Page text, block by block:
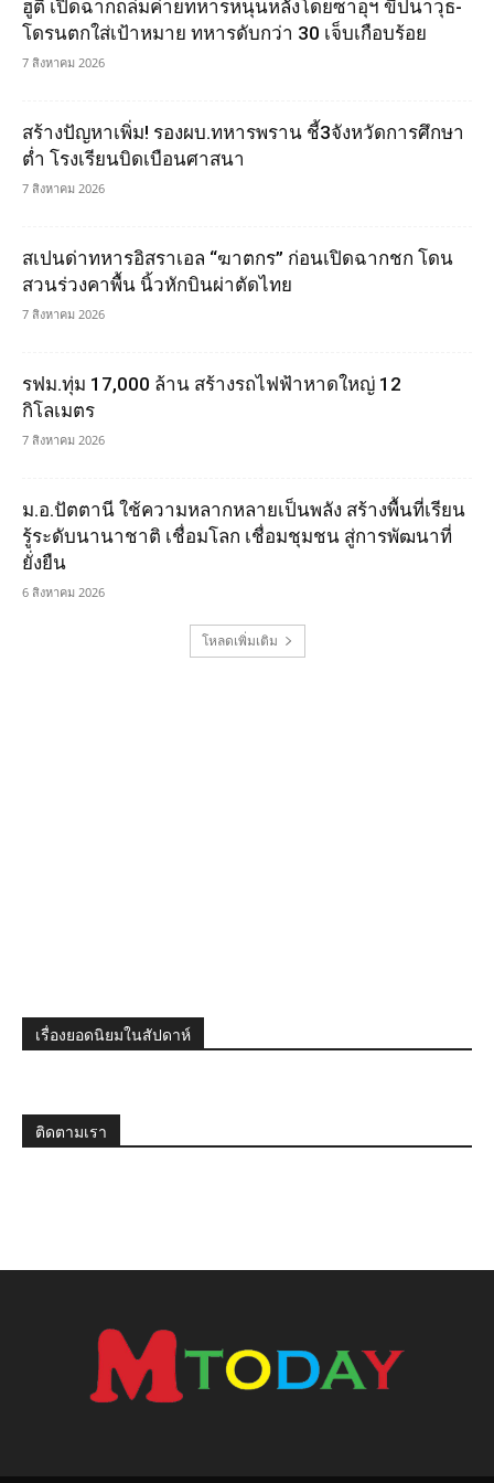
ฮูตี เปิดฉากถล่มค่ายทหารหนุนหลังโดยซาอุฯ ขีปนาวุธ-
โดรนตกใส่เป้าหมาย ทหารดับกว่า 30 เจ็บเกือบร้อย
7 สิงหาคม 2026
สร้างปัญหาเพิ่ม! รองผบ.ทหารพราน ชี้3จังหวัดการศึกษา
ต่ำ โรงเรียนบิดเบือนศาสนา
7 สิงหาคม 2026
สเปนด่าทหารอิสราเอล “ฆาตกร” ก่อนเปิดฉากชก โดน
สวนร่วงคาพื้น นิ้วหักบินผ่าตัดไทย
7 สิงหาคม 2026
รฟม.ทุ่ม 17,000 ล้าน สร้างรถไฟฟ้าหาดใหญ่ 12
กิโลเมตร
7 สิงหาคม 2026
ม.อ.ปัตตานี ใช้ความหลากหลายเป็นพลัง สร้างพื้นที่เรียน
รู้ระดับนานาชาติ เชื่อมโลก เชื่อมชุมชน สู่การพัฒนาที่
ยั่งยืน
6 สิงหาคม 2026
โหลดเพิ่มเติม
เรื่องยอดนิยมในสัปดาห์
ติดตามเรา